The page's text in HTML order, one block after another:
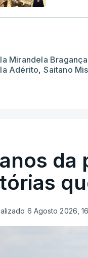
Mirandela Bragança
Adérito,Saitano
da
6 Agosto 2026,